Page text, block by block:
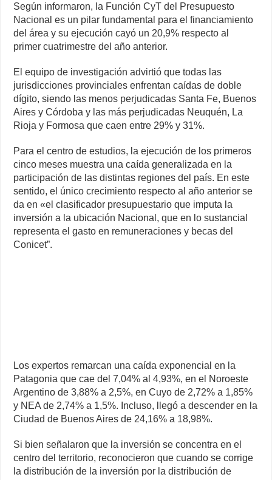
Según informaron, la Función CyT del Presupuesto
Nacional es un pilar fundamental para el financiamiento
del área y su ejecución cayó un 20,9% respecto al
primer cuatrimestre del año anterior.
El equipo de investigación advirtió que todas las
jurisdicciones provinciales enfrentan caídas de doble
dígito, siendo las menos perjudicadas Santa Fe, Buenos
Aires y Córdoba y las más perjudicadas Neuquén, La
Rioja y Formosa que caen entre 29% y 31%.
Para el centro de estudios, la ejecución de los primeros
cinco meses muestra una caída generalizada en la
participación de las distintas regiones del país. En este
sentido, el único crecimiento respecto al año anterior se
da en «el clasificador presupuestario que imputa la
inversión a la ubicación Nacional, que en lo sustancial
representa el gasto en remuneraciones y becas del
Conicet”.
Los expertos remarcan una caída exponencial en la
Patagonia que cae del 7,04% al 4,93%, en el Noroeste
Argentino de 3,88% a 2,5%, en Cuyo de 2,72% a 1,85%
y NEA de 2,74% a 1,5%. Incluso, llegó a descender en la
Ciudad de Buenos Aires de 24,16% a 18,98%.
Si bien señalaron que la inversión se concentra en el
centro del territorio, reconocieron que cuando se corrige
la distribución de la inversión por la distribución de